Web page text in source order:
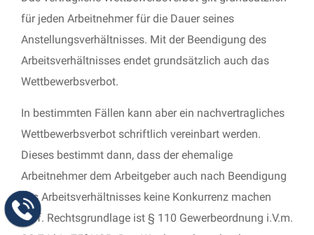
für jeden Arbeitnehmer für die Dauer seines
Anstellungsverhältnisses. Mit der Beendigung des
Arbeitsverhältnisses endet grundsätzlich auch das
Wettbewerbsverbot.
In bestimmten Fällen kann aber ein nachvertragliches
Wettbewerbsverbot schriftlich vereinbart werden.
Dieses bestimmt dann, dass der ehemalige
Arbeitnehmer dem Arbeitgeber auch nach Beendigung
des Arbeitsverhältnisses keine Konkurrenz machen
darf. Rechtsgrundlage ist § 110 Gewerbeordnung i.V.m.